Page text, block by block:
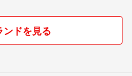
ドを見る